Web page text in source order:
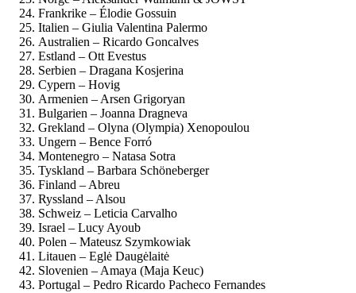
Frankrike – Élodie Gossuin
Italien – Giulia Valentina Palermo
Australien – Ricardo Goncalves
Estland – Ott Evestus
Serbien – Dragana Kosjerina
Cypern – Hovig
Armenien – Arsen Grigoryan
Bulgarien – Joanna Dragneva
Grekland – Olyna (Olympia) Xenopoulou
Ungern – Bence Forró
Montenegro – Natasa Sotra
Tyskland – Barbara Schöneberger
Finland – Abreu
Ryssland – Alsou
Schweiz – Leticia Carvalho
Israel – Lucy Ayoub
Polen – Mateusz Szymkowiak
Litauen – Eglė Daugėlaitė
Slovenien – Amaya (Maja Keuc)
Portugal – Pedro Ricardo Pacheco Fernandes